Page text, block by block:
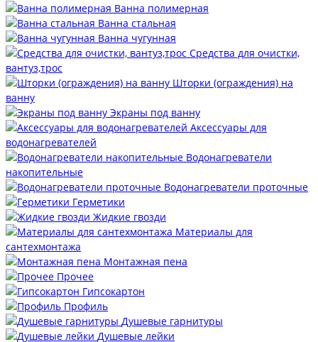
Ванна полимерная
Ванна стальная
Ванна чугунная
Средства для очистки,
вантуз,трос
Шторки (ограждения) на
ванну
Экраны под ванну
Аксессуары для
водонагревателей
Водонагреватели
накопительные
Водонагреватели проточные
Герметики
Жидкие гвозди
Материалы для
сантехмонтажа
Монтажная пена
Прочее
Гипсокартон
Профиль
Душевые гарнитуры
Душевые лейки